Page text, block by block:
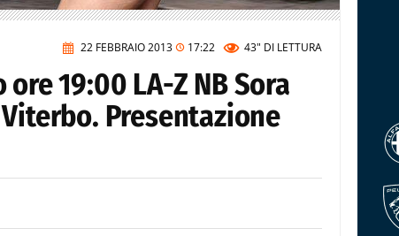
22 FEBBRAIO 2013 17:22 43" DI LETTURA
19:00 LA-Z NB Sora
Presentazione